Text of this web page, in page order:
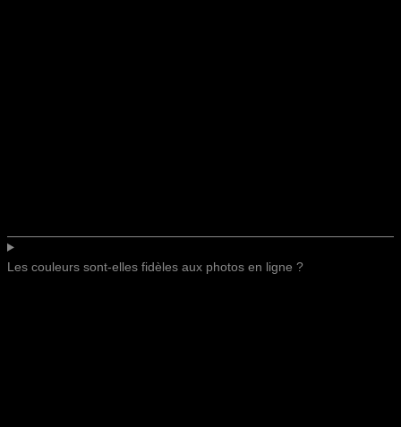
Les couleurs sont-elles fidèles aux photos en ligne ?